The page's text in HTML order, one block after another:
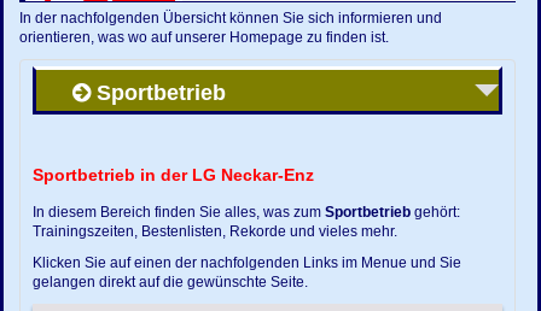
In der nachfolgenden Übersicht können Sie sich informieren und
orientieren, was wo auf unserer Homepage zu finden ist.
Sportbetrieb
Sportbetrieb in der LG Neckar-Enz
In diesem Bereich finden Sie alles, was zumSportbetrieb gehört:
Trainingszeiten, Bestenlisten, Rekorde und vieles mehr.
Klicken Sie auf einen der nachfolgenden Links im Menue und Sie
gelangen direkt auf die gewünschte Seite.